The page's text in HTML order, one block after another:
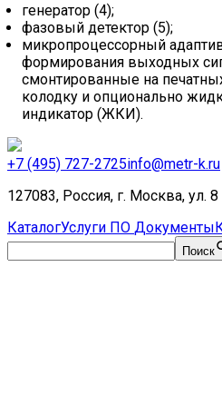
генератор (4);
фазовый детектор (5);
микропроцессорный
формирования выходных
смонтированные на
колодку и опционально
индикатор (ЖКИ).
+7 (495) 727-2725info@metr-k.ru
127083, Россия, г. Москва, ул.
КаталогУслуги ПО Документы
Поиск